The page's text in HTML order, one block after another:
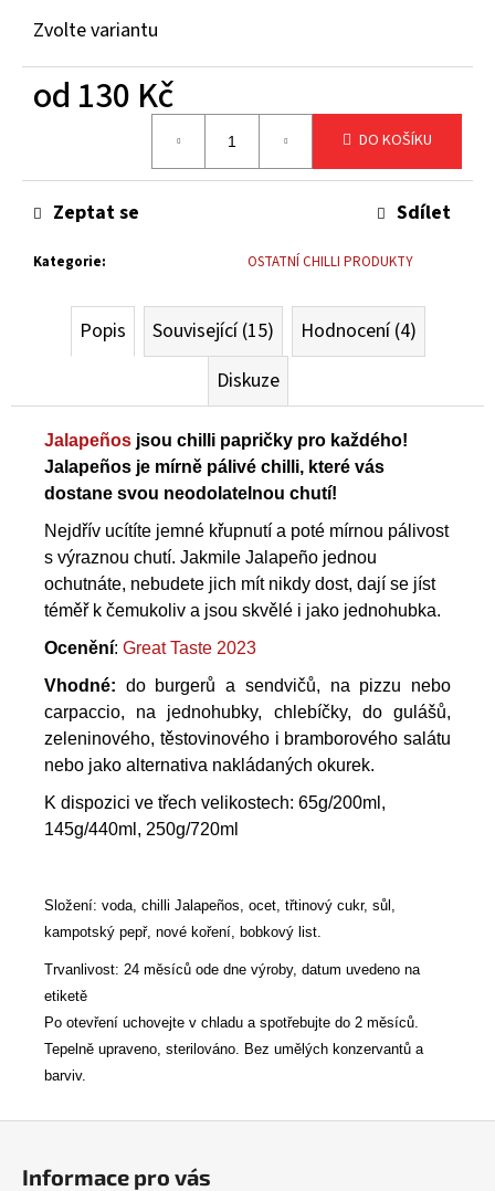
Zvolte variantu
od 130 Kč
DO KOŠÍKU
Kategorie: OSTATNÍ CHILLI PRODUKTY
Zeptat se Sdílet
Popis Související (15)
Hodnocení (4)
Diskuze
Jalapeños jsou chilli papričky pro každého!
Jalapeños je mírně pálivé chilli, které vás
dostane svou neodolatelnou chutí!
Nejdřív ucítíte jemné křupnutí a poté mírnou pálivost
s výraznou chutí. Jakmile Jalapeño jednou
ochutnáte, nebudete jich mít nikdy dost, dají se jíst
téměř k čemukoliv a jsou skvělé i jako jednohubka.
Ocenění: Great Taste 2023
Vhodné: do burgerů a sendvičů, na pizzu nebo
carpaccio, na jednohubky, chlebíčky, do gulášů,
zeleninového, těstovinového i bramborového salátu
nebo jako alternativa nakládaných okurek.
K dispozici ve třech velikostech: 65g/200ml,
145g/440ml, 250g/720ml
Složení: voda, chilli Jalapeños, ocet, třtinový cukr, sůl,
kampotský pepř, nové koření, bobkový list.
Trvanlivost: 24 měsíců ode dne výroby, datum uvedeno na
etiketě
Po otevření uchovejte v chladu a spotřebujte do 2 měsíců.
Tepelně upraveno, sterilováno. Bez umělých konzervantů a
barviv.
u
j
m
KIMCHI
690G
Kč
Informace pro vás